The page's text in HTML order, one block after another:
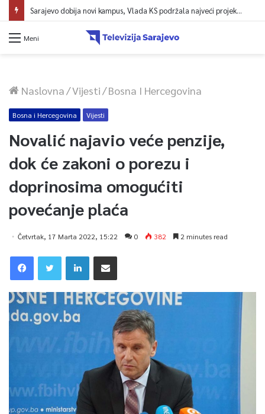
Sarajevo dobija novi kampus, Vlada KS podržala najveći projekt u historiji UNSA
Meni
Naslovna/Vijesti/Bosna I Hercegovina
Bosna i Hercegovina Vijesti
Novalić najavio veće penzije,
dok će zakoni o porezu i
doprinosima omogućiti
povećanje plaća
Četvrtak, 17 Marta 2022, 15:22 0 382 2 minutes read